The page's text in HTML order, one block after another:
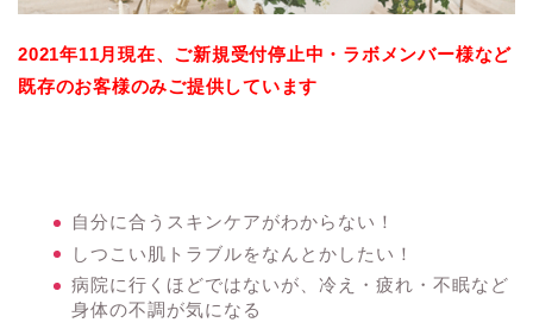
2021年11月現在、ご新規受付停止中・ラボメンバー様など
既存のお客様のみご提供しています
自分に合うスキンケアがわからない！
しつこい肌トラブルをなんとかしたい！
病院に行くほどではないが、冷え・疲れ・不眠など
身体の不調が気になる